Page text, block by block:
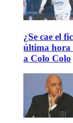
¿Se cae el
última hora
a Colo Colo